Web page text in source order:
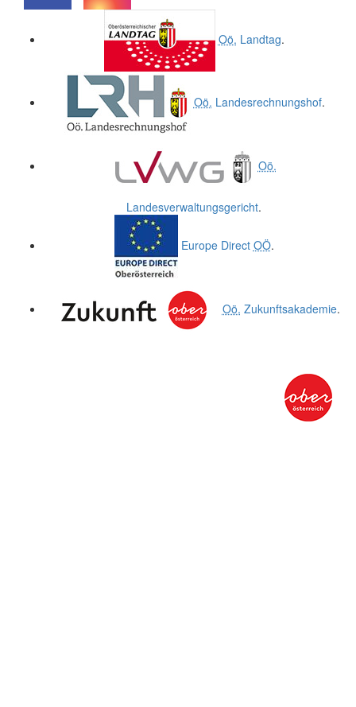
Oö. Landtag.
Oö. Landesrechnungshof.
Oö.
Landesverwaltungsgericht.
Europe Direct OÖ.
Oö. Zukunftsakademie.